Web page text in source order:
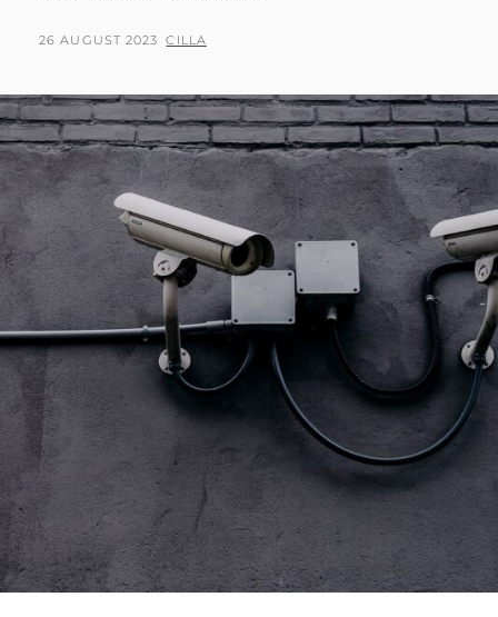
LOOK:
TAFELKLEED
EN
GEKLEURDE
KUSSENS
IDEEËN!
POSTED
26 AUGUST 2023 BY
CILLA